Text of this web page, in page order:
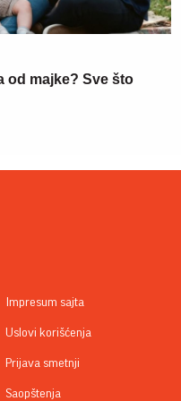
od majke? Sve što
Impresum sajta
Uslovi korišćenja
Prijava smetnji
Saopštenja